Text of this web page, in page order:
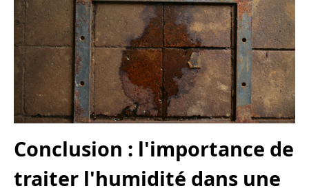
Conclusion : l'importance de
traiter l'humidité dans une